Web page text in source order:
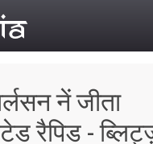
नें जीता
रैपिड -